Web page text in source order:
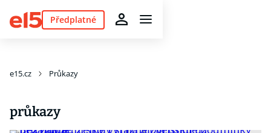
Předplatné
e15.cz Průkazy
průkazy